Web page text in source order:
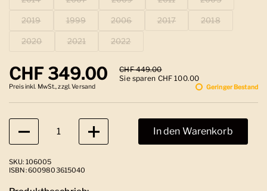
2019 1999 2006 2017 2018
2020 2021 2022
Regulärer Preis
CHF 349.00 Sale-Preis
CHF 449.00
Sie sparen CHF 100.00
Preis inkl. MwSt., zzgl. Versand Geringer Bestand
Anzahl
In den Warenkorb
SKU: 106005
ISBN: 6009803615040